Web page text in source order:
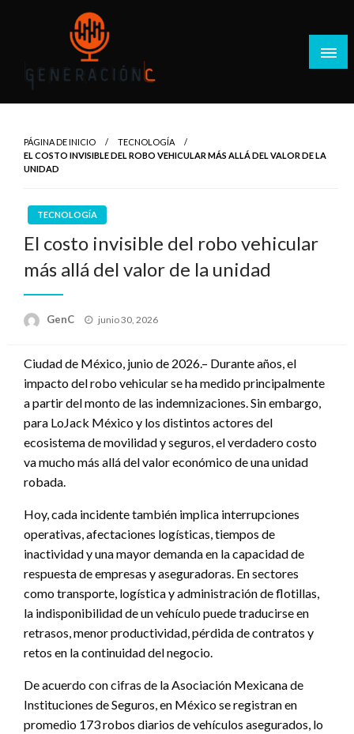
PÁGINA DE INICIO
TECNOLOGÍA
EL COSTO INVISIBLE DEL ROBO VEHICULAR MÁS ALLÁ DEL VALOR DE LA
UNIDAD
TECNOLOGÍA
El costo invisible del robo vehicular
más allá del valor de la unidad
GenC
Publicado
junio 30, 2026
Ciudad de México, junio de 2026.– Durante años, el
impacto del robo vehicular se ha medido principalmente
a partir del monto de las indemnizaciones. Sin embargo,
para LoJack México y los distintos actores del
ecosistema de movilidad y seguros, el verdadero costo
va mucho más allá del valor económico de una unidad
robada.
Hoy, cada incidente también implica interrupciones
operativas, afectaciones logísticas, tiempos de
inactividad y una mayor demanda en la capacidad de
respuesta de empresas y aseguradoras. En sectores
como transporte, logística y administración de flotillas,
la indisponibilidad de un vehículo puede traducirse en
retrasos, menor productividad, pérdida de contratos y
retos en la continuidad del negocio.
De acuerdo con cifras de la Asociación Mexicana de
Instituciones de Seguros, en México se registran en
promedio 173 robos diarios de vehículos asegurados, lo